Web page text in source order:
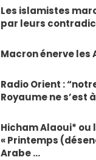
Les islamistes
par leurs
Macron énerve les
Radio Orient :
Royaume ne s’est
Hicham Alaoui* ou
« Printemps
Arabe …